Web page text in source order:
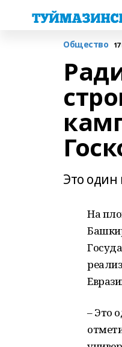
Общество
Это
На
– Это